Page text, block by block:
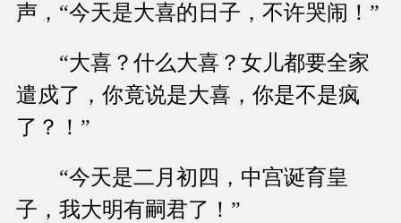
声，“今天是大喜的日子，不许哭闹！”
“大喜？什么大喜？女儿都要全家
遣戍了，你竟说是大喜，你是不是疯
了？！”
“今天是二月初四，中宫诞育皇
子，我大明有嗣君了！”